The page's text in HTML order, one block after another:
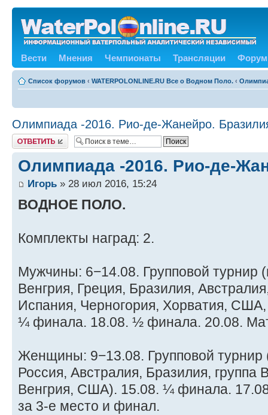
Вести Мнения Чемпионаты Трансляции Форум
Список форумов ‹ WATERPOLONLINE.RU Все о Водном Поло. ‹
Олимпиада -2016. Рио-де-Жанейро.
Ответить
Олимпиада -2016. Рио-де-
Игорь » 28 июл 2016, 15:24
ВОДНОЕ ПОЛО.
Комплекты наград: 2.
Мужчины: 6−14.08. Групповой турнир
Венгрия, Греция, Бразилия,
Испания, Черногория, Хорватия,
¼ финала. 18.08. ½ финала. 20.08.
Женщины: 9−13.08. Групповой
Россия, Австралия, Бразилия,
Венгрия, США). 15.08. ¼ финала.
за 3-е место и финал.